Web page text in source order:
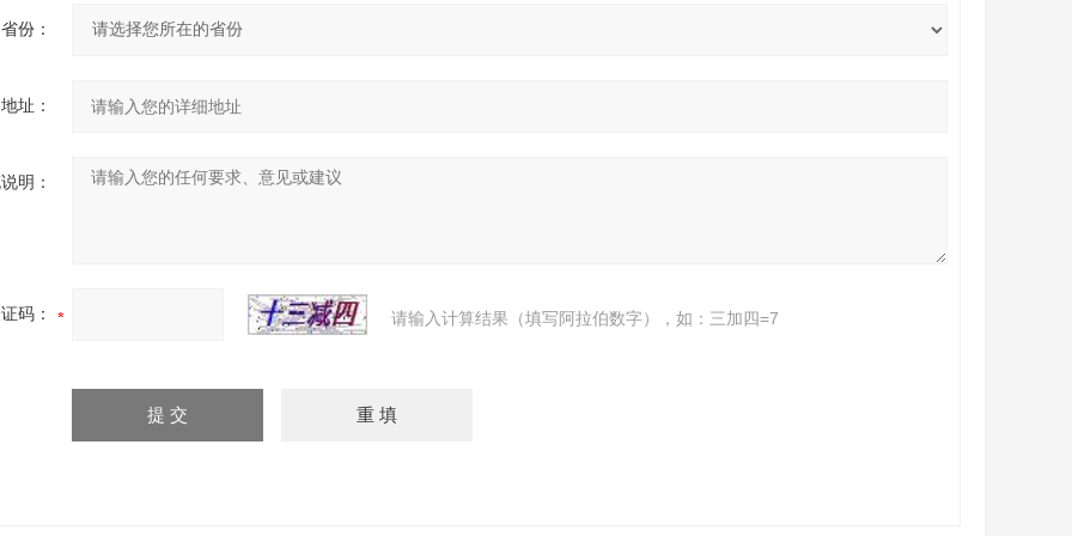
省份：
址：
明：
码： 请输入计算结果（填写阿拉伯数字），如：三加四=7